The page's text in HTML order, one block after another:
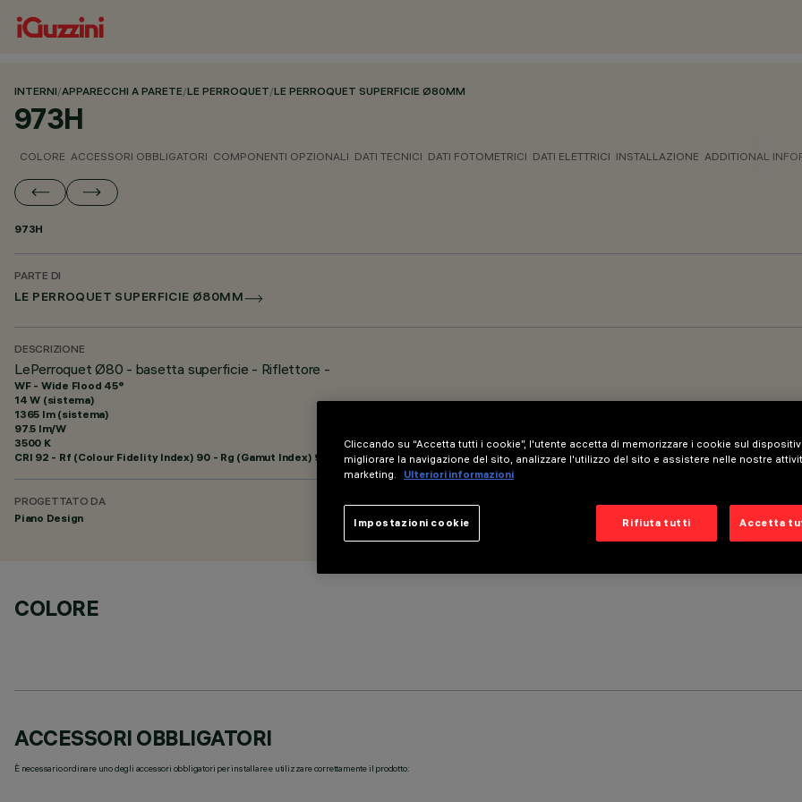
INTERNI/APPARECCHI A PARETE/LE PERROQUET/LE PERROQUET SUPERFICIE Ø80MM
973H
COLORE ACCESSORI OBBLIGATORI COMPONENTI OPZIONALI DATI TECNICI DATI FOTOMETRICI DATI ELETTRICI INSTALLAZIONE ADDITIONAL
973H
PARTE DI
LE PERROQUET SUPERFICIE Ø80MM
DESCRIZIONE
LePerroquet Ø80 - basetta superficie - Riflettore -
WF - Wide Flood 45°
14 W (sistema)
1365 lm (sistema)
97.5 lm/W
3500 K
CRI 92 - Rf (Colour Fidelity Index) 90 - Rg (Gamut Index) 98
PROGETTATO DA
Piano Design
COLORE
ACCESSORI OBBLIGATORI
È necessario ordinare uno degli accessori obbligatori per installare e utilizzare correttamente il prodotto:
Cliccando su “Accetta tutti i cookie”, l'utente accetta di memorizzare i cookie sul
migliorare la navigazione del sito, analizzare l'utilizzo del sito e assistere nelle nostre
marketing.
Ulteriori informazioni
Rifiuta tutti Accetta
Impostazioni cookie